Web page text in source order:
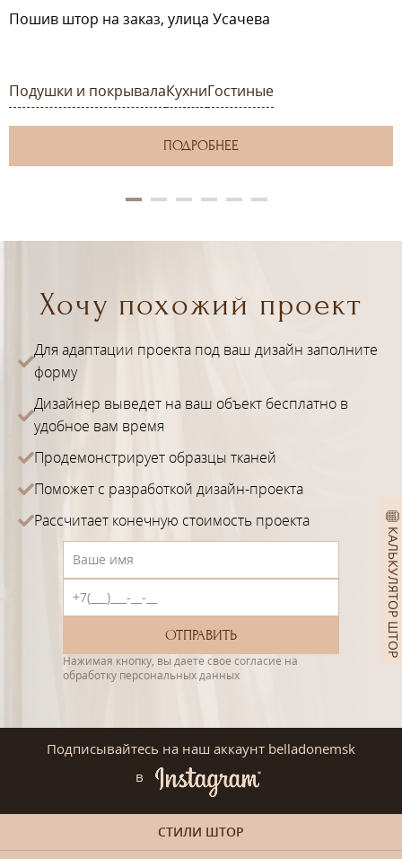
КАЛЬКУЛЯТОР ШТОР
Пошив штор на заказ, улица Усачева
Подушки и покрывалаКухниГостиные
ПОДРОБНЕЕ
Хочу похожий проект
Для адаптации проекта под ваш дизайн заполните
форму
Дизайнер выведет на ваш объект бесплатно в
удобное вам время
Продемонстрирует образцы тканей
Поможет с разработкой дизайн-проекта
Рассчитает конечную стоимость проекта
Нажимая кнопку, вы даете свое согласие на
обработку персональных данных
Подписывайтесь на наш аккаунт belladonemsk
в
СТИЛИ ШТОР